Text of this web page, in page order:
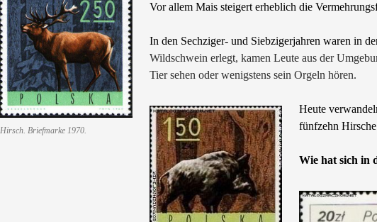
Hirsch. Briefmarke 1970.
Vor allem Mais steigert erheblich die
In den Sechziger- und Siebzigerjahren waren in
Wildschwein erlegt, kamen Leute aus der
Tier sehen oder wenigstens sein Orgeln hören.
Heute
fünfzehn
Wie hat sich in